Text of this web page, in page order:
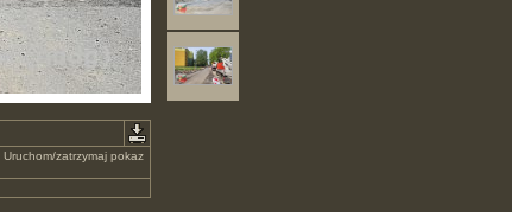
Uruchom/zatrzymaj pokaz